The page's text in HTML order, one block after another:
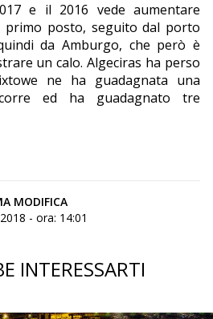
e il 2016 vede aumentare
primo posto, seguito dal porto
da Amburgo, che però è
un calo. Algeciras ha perso
ne ha guadagnata una
ed ha guadagnato tre
MODIFICA
- ora: 14:01
INTERESSARTI